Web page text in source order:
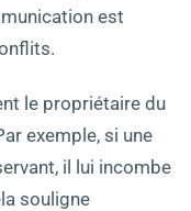
est
le propriétaire du
exemple, si une
il lui incombe
souligne